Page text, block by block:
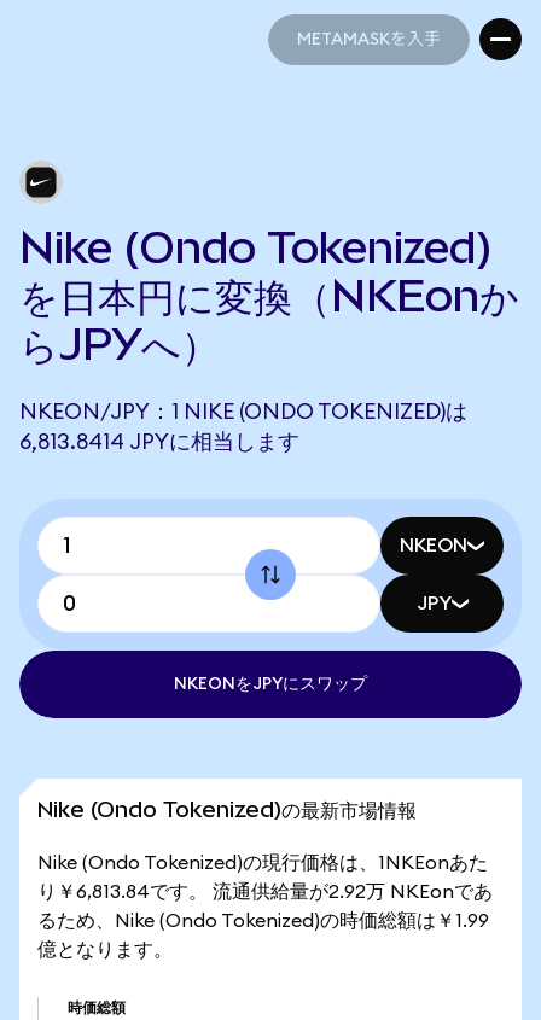
METAMASKを入手
Nike (Ondo Tokenized)
を日本円に変換（NKEonか
らJPYへ）
NKEON/JPY：1 NIKE (ONDO TOKENIZED)は
6,813.8414 JPYに相当します
NKEON
JPY
NKEONをJPYにスワップ
Nike (Ondo Tokenized)の最新市場情報
Nike (Ondo Tokenized)の現行価格は、1NKEonあた
り￥6,813.84です。 流通供給量が2.92万 NKEonであ
るため、Nike (Ondo Tokenized)の時価総額は￥1.99
億となります。
時価総額